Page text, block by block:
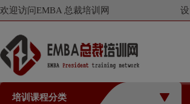
欢迎访问EMBA 总裁培训网
培训课程分类